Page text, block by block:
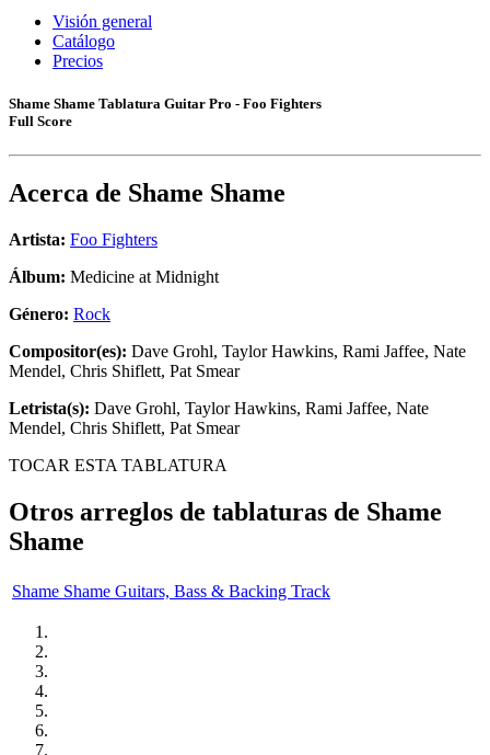
Visión general
Catálogo
Precios
Shame Shame Tablatura Guitar Pro - Foo Fighters
Full Score
Acerca de Shame Shame
Artista: Foo Fighters
Álbum: Medicine at Midnight
Género: Rock
Compositor(es): Dave Grohl, Taylor Hawkins, Rami Jaffee, Nate
Mendel, Chris Shiflett, Pat Smear
Letrista(s): Dave Grohl, Taylor Hawkins, Rami Jaffee, Nate
Mendel, Chris Shiflett, Pat Smear
TOCAR ESTA TABLATURA
Otros arreglos de tablaturas de Shame
Shame
Shame Shame Guitars, Bass & Backing Track